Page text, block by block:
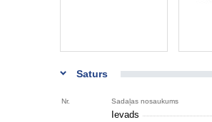
Saturs
Nr. Sadaļas nosaukums
Ievads